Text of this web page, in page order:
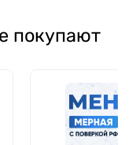
покупают